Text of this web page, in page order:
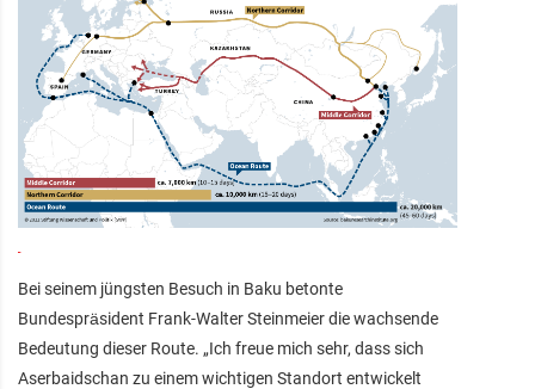
Bei seinem jüngsten Besuch in Baku betonte
Bundespräsident Frank-Walter Steinmeier die wachsende
Bedeutung dieser Route. „Ich freue mich sehr, dass sich
Aserbaidschan zu einem wichtigen Standort entwickelt